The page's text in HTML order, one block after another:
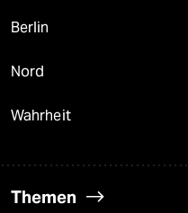
Berlin
Nord
Wahrheit
Themen